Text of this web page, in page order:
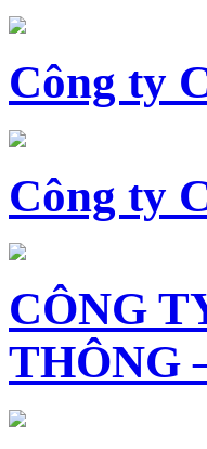
Công ty
Công ty
CÔNG
THÔNG